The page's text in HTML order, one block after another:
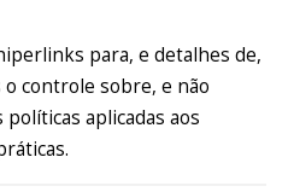
para, e detalhes de,
controle sobre, e não
aplicadas aos